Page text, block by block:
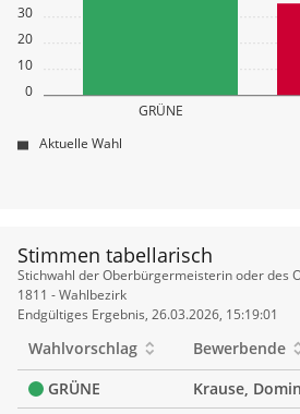
0
10
20
30
GRÜNE
Aktuelle Wahl
Stimmen tabellarisch
Stimmen
tabellarisch
Stichwahl der Oberbürgermeisterin oder des
1811 - Wahlbezirk
Endgültiges Ergebnis, 26.03.2026, 15:19:01
Wahlvorschlag Bewerbende
GRÜNE
Krause,